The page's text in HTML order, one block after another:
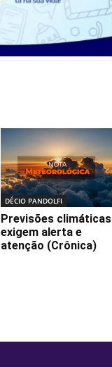
DÉCIO PANDOLFI
Previsões climáticas
exigem alerta e
atenção (Crônica)